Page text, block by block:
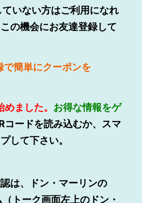
いない方はご利用になれ
の機会にお友達登録して
で簡単にクーポンを
めました。 お得な情報をゲ
コードを読み込むか、スマ
して下さい。
は、ドン・マーリンの
トーク画面左上のドン・